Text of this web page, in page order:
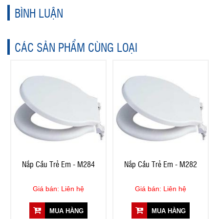
BÌNH LUẬN
CÁC SẢN PHẨM CÙNG LOẠI
Nắp Cầu Trẻ Em - M284
Giá bán: Liên hệ
MUA HÀNG
Nắp Cầu Trẻ Em - M282
Giá bán: Liên hệ
MUA HÀNG